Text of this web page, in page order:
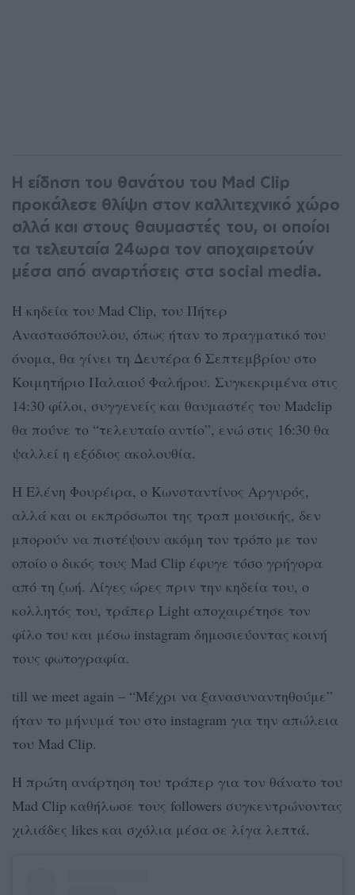
Η είδηση του θανάτου του Mad Clip
προκάλεσε θλίψη στον καλλιτεχνικό χώρο
αλλά και στους θαυμαστές του, οι οποίοι
τα τελευταία 24ωρα τον αποχαιρετούν
μέσα από αναρτήσεις στα social media.
H κηδεία του Mad Clip, του Πήτερ
Αναστασόπουλου, όπως ήταν το πραγματικό του
όνομα, θα γίνει τη Δευτέρα 6 Σεπτεμβρίου στο
Κοιμητήριο Παλαιού Φαλήρου. Συγκεκριμένα στις
14:30 φίλοι, συγγενείς και θαυμαστές του Madclip
θα πούνε το “τελευταίο αντίο”, ενώ στις 16:30 θα
ψαλλεί η εξόδιος ακολουθία.
Η Ελένη Φουρέιρα, ο Κωνσταντίνος Αργυρός,
αλλά και οι εκπρόσωποι της τραπ μουσικής, δεν
μπορούν να πιστέψουν ακόμη τον τρόπο με τον
οποίο ο δικός τους Mad Clip έφυγε τόσο γρήγορα
από τη ζωή. Λίγες ώρες πριν την κηδεία του, ο
κολλητός του, τράπερ Light αποχαιρέτησε τον
φίλο του και μέσω instagram δημοσιεύοντας κοινή
τους φωτογραφία.
till we meet again – “Μέχρι να ξανασυναντηθούμε”
ήταν το μήνυμά του στο instagram για την απώλεια
του Mad Clip.
Η πρώτη ανάρτηση του τράπερ για τον θάνατο του
Mad Clip καθήλωσε τους followers συγκεντρώνοντας
χιλιάδες likes και σχόλια μέσα σε λίγα λεπτά.